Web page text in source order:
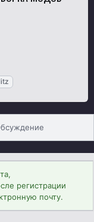
е
г
и
регистрации
почту.